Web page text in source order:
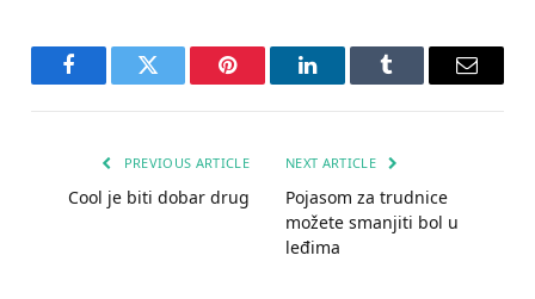
FacebookTwitter Pinterest LinkedInTumblr Email
PREVIOUS ARTICLE
Cool je biti dobar drug
NEXT ARTICLE
Pojasom za trudnice
možete smanjiti bol u
leđima